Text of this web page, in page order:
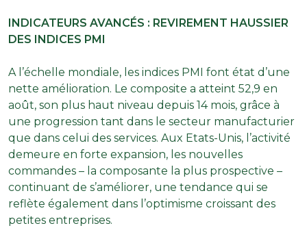
INDICATEURS AVANCÉS : REVIREMENT HAUSSIER
DES INDICES PMI
A l’échelle mondiale, les indices PMI font état d’une
nette amélioration. Le composite a atteint 52,9 en
août, son plus haut niveau depuis 14 mois, grâce à
une progression tant dans le secteur manufacturier
que dans celui des services. Aux Etats-Unis, l’activité
demeure en forte expansion, les nouvelles
commandes – la composante la plus prospective –
continuant de s’améliorer, une tendance qui se
reflète également dans l’optimisme croissant des
petites entreprises.